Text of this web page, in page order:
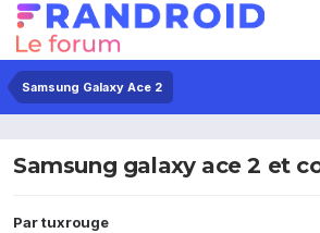
Samsung Galaxy Ace 2
Samsung galaxy ace 2 et
Partuxrouge